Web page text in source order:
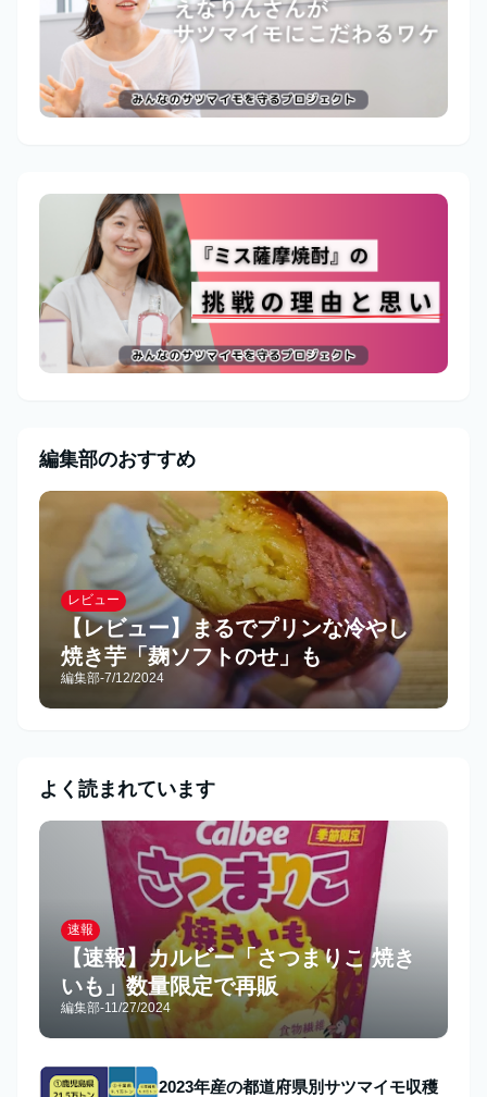
編集部のおすすめ
レビュー
【レビュー】まるでプリンな冷やし
焼き芋「麹ソフトのせ」も
編集部-7/12/2024
よく読まれています
速報
【速報】カルビー「さつまりこ 焼き
いも」数量限定で再販
編集部-11/27/2024
2023年産の都道府県別サツマイモ収穫